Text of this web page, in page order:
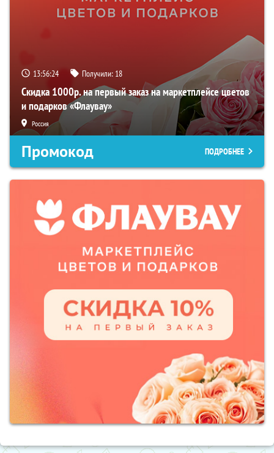
13:56:23 Получили: 18
Скидка 1000р. на первый заказ на маркетплейсе цветов
и подарков «Флаувау»
Россия
Промокод ПОДРОБНЕЕ